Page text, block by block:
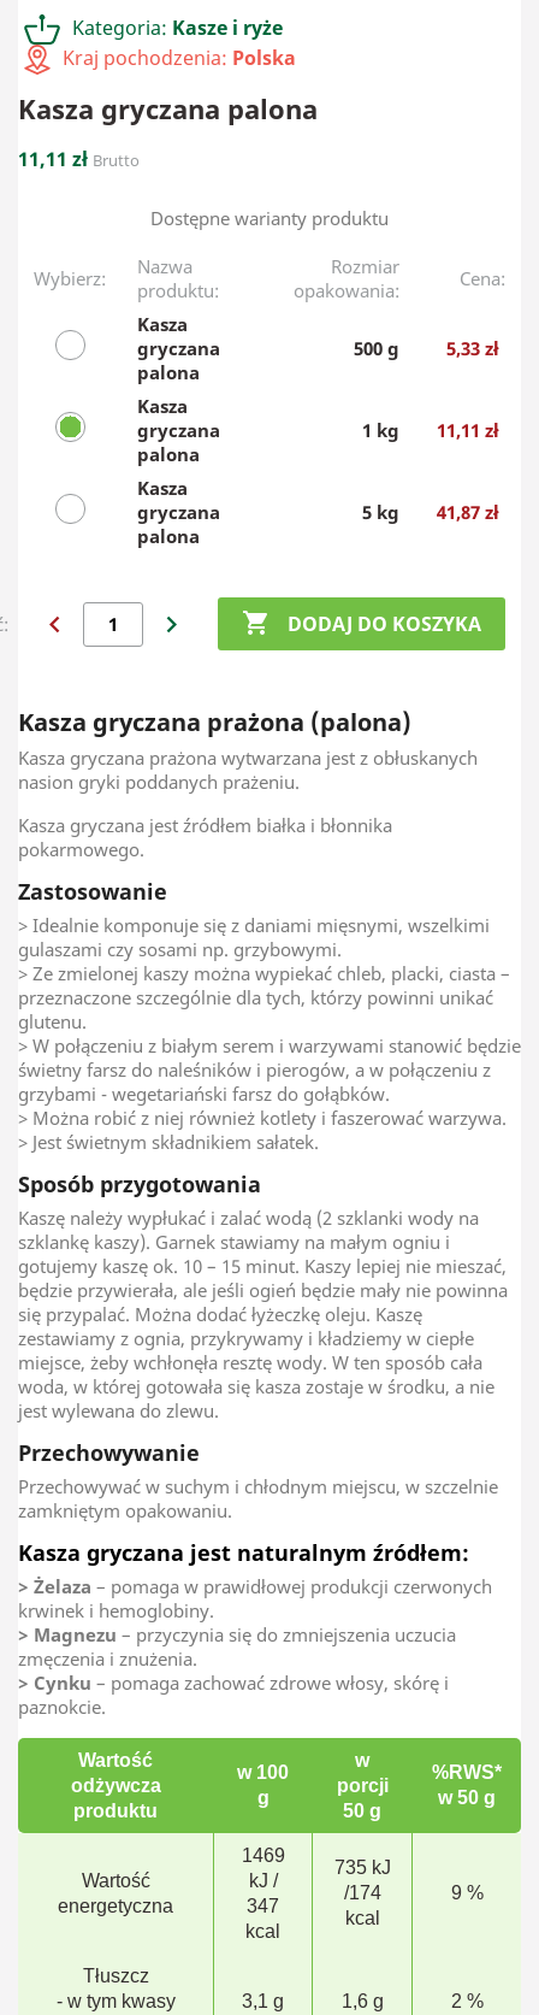
Kategoria: Kasze i ryże
Kraj pochodzenia: Polska
Kasza gryczana palona
11,11 zł Brutto
Dostępne warianty produktu
Wybierz:
Nazwa
produktu:
Rozmiar
opakowania:
Cena:
Kasza
gryczana
palona
500 g 5,33 zł
Kasza
gryczana
palona
1 kg 11,11 zł
Kasza
gryczana
palona
5 kg 41,87 zł
chevron_left chevron_right  DODAJ DO KOSZYKA
Kasza gryczana prażona (palona)
Kasza gryczana prażona wytwarzana jest z obłuskanych
nasion gryki poddanych prażeniu.
Kasza gryczana jest źródłem białka i błonnika
pokarmowego.
Zastosowanie
> Idealnie komponuje się z daniami mięsnymi, wszelkimi
gulaszami czy sosami np. grzybowymi.
> Ze zmielonej kaszy można wypiekać chleb, placki, ciasta –
przeznaczone szczególnie dla tych, którzy powinni unikać
glutenu.
> W połączeniu z białym serem i warzywami stanowić będzie
świetny farsz do naleśników i pierogów, a w połączeniu z
grzybami - wegetariański farsz do gołąbków.
> Można robić z niej również kotlety i faszerować warzywa.
> Jest świetnym składnikiem sałatek.
Sposób przygotowania
Kaszę należy wypłukać i zalać wodą (2 szklanki wody na
szklankę kaszy). Garnek stawiamy na małym ogniu i
gotujemy kaszę ok. 10 – 15 minut. Kaszy lepiej nie mieszać,
będzie przywierała, ale jeśli ogień będzie mały nie powinna
się przypalać. Można dodać łyżeczkę oleju. Kaszę
zestawiamy z ognia, przykrywamy i kładziemy w ciepłe
miejsce, żeby wchłonęła resztę wody. W ten sposób cała
woda, w której gotowała się kasza zostaje w środku, a nie
jest wylewana do zlewu.
Przechowywanie
Przechowywać w suchym i chłodnym miejscu, w szczelnie
zamkniętym opakowaniu.
Kasza gryczana jest naturalnym źródłem:
> Żelaza – pomaga w prawidłowej produkcji czerwonych
krwinek i hemoglobiny.
> Magnezu – przyczynia się do zmniejszenia uczucia
zmęczenia i znużenia.
> Cynku – pomaga zachować zdrowe włosy, skórę i
paznokcie.
Wartość
odżywcza
produktu
w 100
g
w
porcji
50 g
%RWS*
w 50 g
Wartość
energetyczna
1469
kJ /
347
kcal
735 kJ
/174
kcal
9 %
Tłuszcz
- w tym kwasy
3,1 g 1,6 g 2 %